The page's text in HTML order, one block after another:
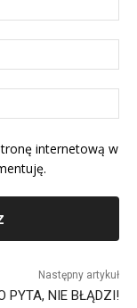
internetową w
Następny artykuł
PYTA, NIE BŁĄDZI!